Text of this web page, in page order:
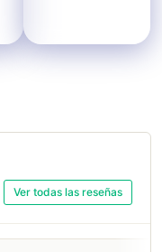
Ver todas las reseñas